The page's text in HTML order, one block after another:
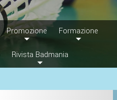
Promozione Formazione
Rivista Badmania